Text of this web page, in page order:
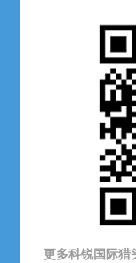
更多科锐国际猎